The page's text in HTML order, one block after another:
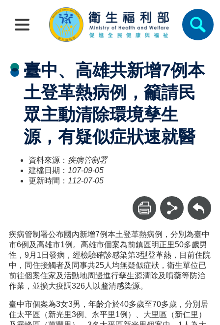
臺中、高雄共新增7例本
土登革熱病例，籲請民
眾主動清除環境孳生
源，有疑似症狀速就醫
資料來源： 疾病管制署
建檔日期： 107-09-05
更新時間： 112-07-05
回上一頁
疾病管制署公布國內新增7例本土登革熱病例，分別為臺中
市6例及高雄市1例。高雄市個案為前鎮區明正里50多歲男
性，9月1日發病，經檢驗確診感染第3型登革熱，目前住院
中，同住接觸者及同事共25人均無疑似症狀，衛生單位已
前往個案住家及活動地周邊進行孳生源清除及噴藥等防治
作業，並擴大疫調326人以釐清感染源。
臺中市個案為3女3男，年齡介於40多歲至70多歲，分別居
住太平區（新光里3例、永平里1例）、大里區（新仁里）